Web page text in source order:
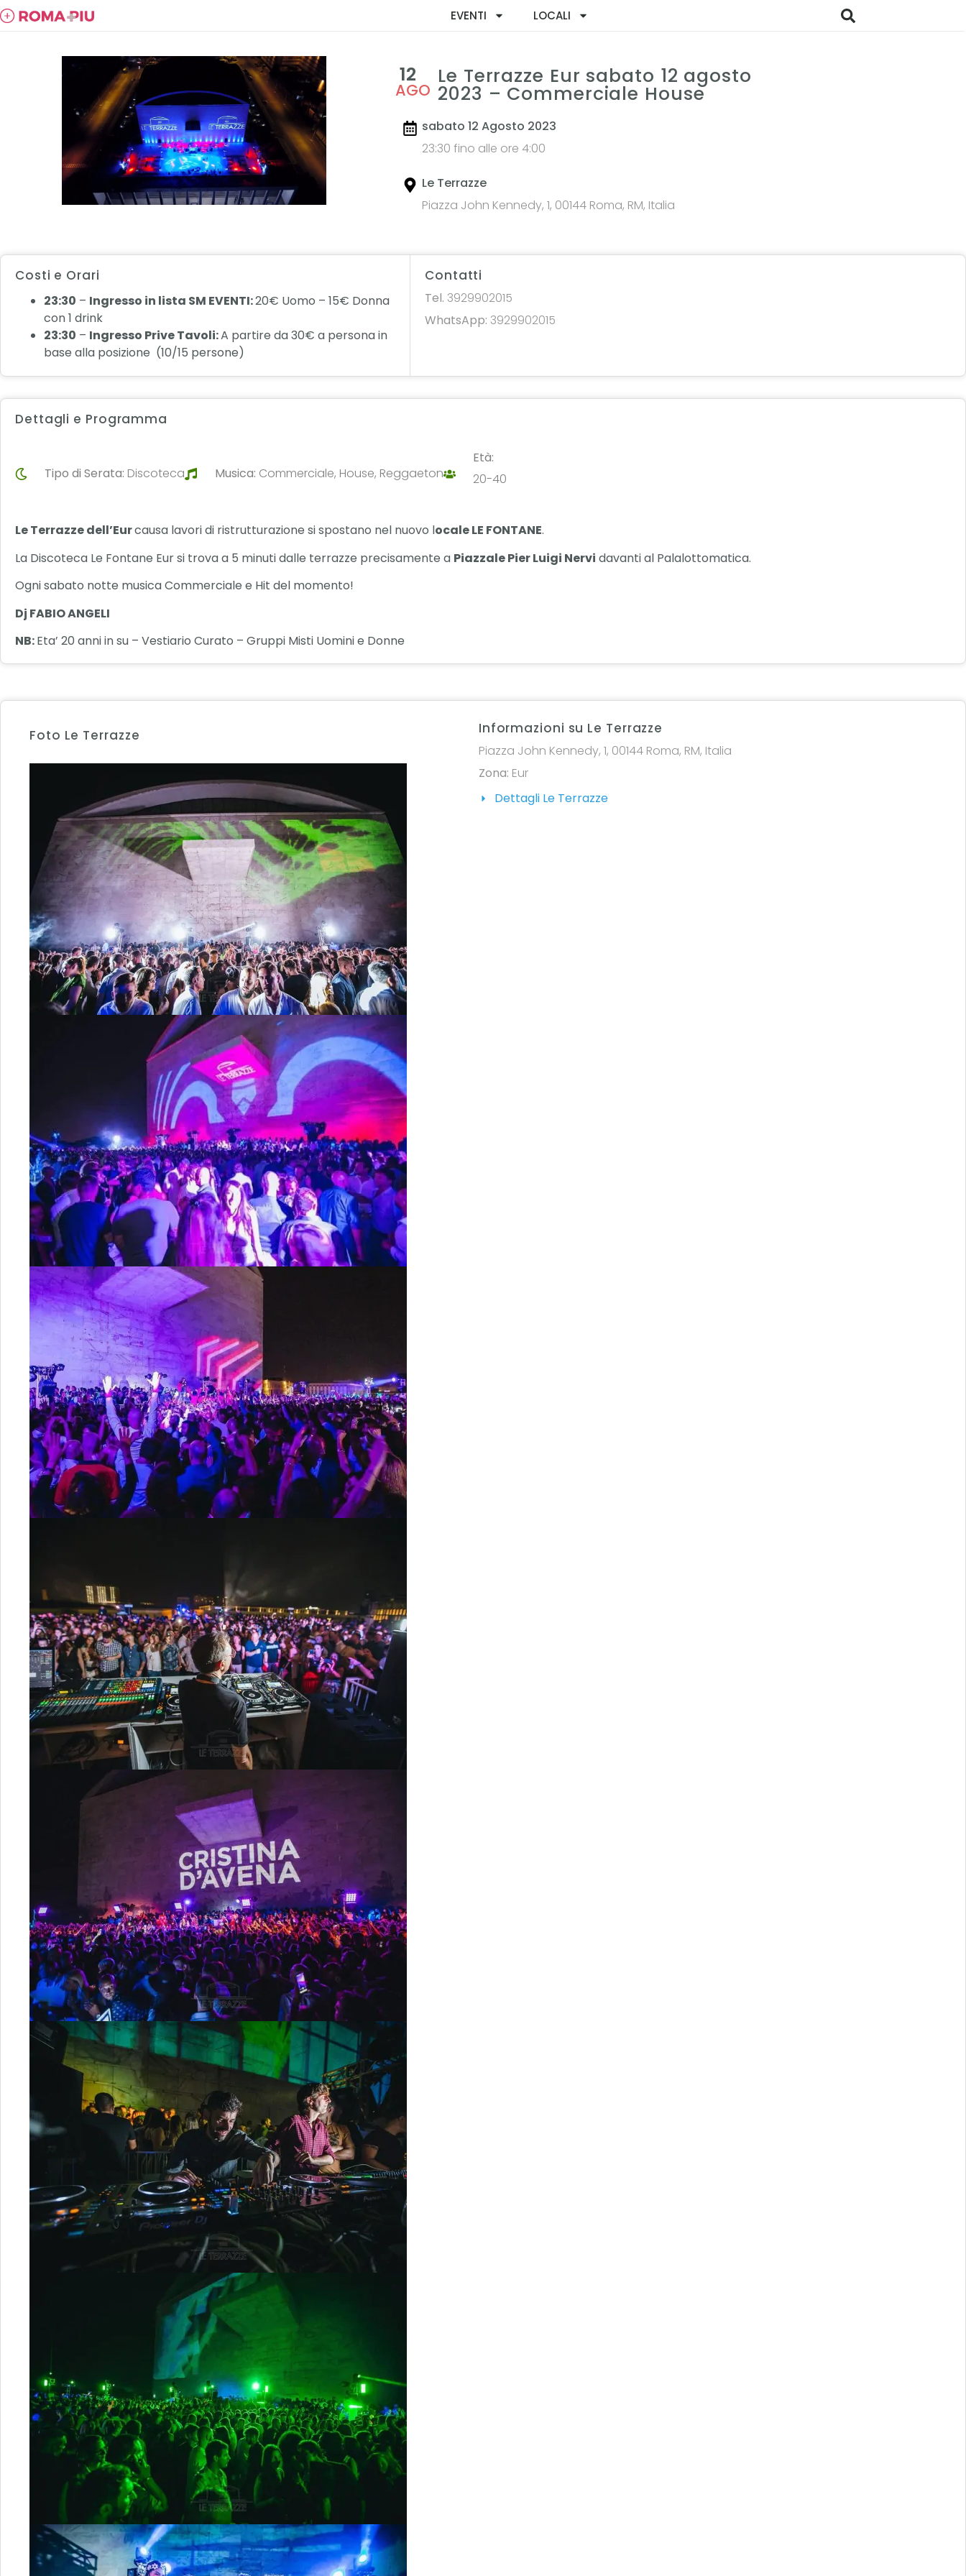
EVENTI LOCALI
12
AGO
Le Terrazze Eur sabato 12 agosto
2023 – Commerciale House
sabato 12 Agosto 2023
23:30 fino alle ore 4:00
Le Terrazze
Piazza John Kennedy, 1, 00144 Roma, RM, Italia
Costi e Orari
23:30 – Ingresso in lista SM EVENTI:20€ Uomo – 15€ Donna
con 1 drink
23:30 – Ingresso Prive Tavoli:A partire da 30€ a persona in
base alla posizione (10/15 persone)
Contatti
Tel. 3929902015
WhatsApp: 3929902015
Dettagli e Programma
Tipo di Serata: Discoteca Musica: Commerciale, House, Reggaeton
Età:
20-40
Le Terrazze dell’Eurcausa lavori di ristrutturazione si spostano nel nuovo locale LE FONTANE.
La Discoteca Le Fontane Eur si trova a 5 minuti dalle terrazze precisamente a Piazzale Pier Luigi Nervi davanti al Palalottomatica.
Ogni sabato notte musica Commerciale e Hit del momento!
Dj FABIO ANGELI
NB:Eta’ 20 anni in su – Vestiario Curato – Gruppi Misti Uomini e Donne
Foto Le Terrazze Informazioni su Le Terrazze
Piazza John Kennedy, 1, 00144 Roma, RM, Italia
Zona: Eur
Dettagli Le Terrazze